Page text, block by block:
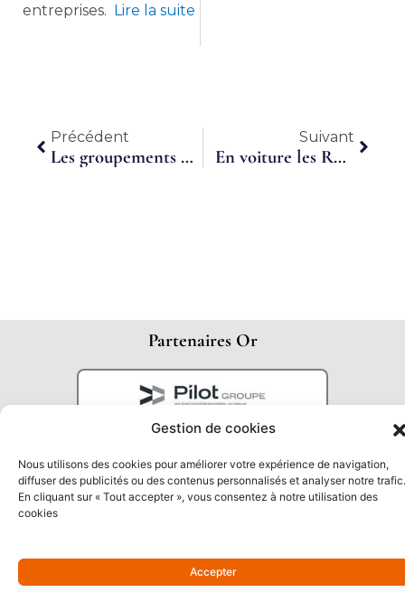
Gestion de cookies
Nous utilisons des cookies pour améliorer votre expérience de navigation,
diffuser des publicités ou des contenus personnalisés et analyser notre trafic.
En cliquant sur « Tout accepter », vous consentez à notre utilisation des
cookies
Accepter
entreprises. Lire la suite
Précédent
Précédent
Les groupements d’employeurs : définition, fonctionnement et avantages
Suivant
En voiture les RH ! Retour au salariat avec Fabian Caldarella
Partenaires Or